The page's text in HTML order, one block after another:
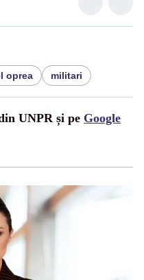
oprea militari
UNPR și pe Google